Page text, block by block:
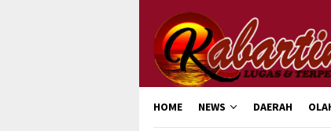
konten
HOME NEWS DAERAH